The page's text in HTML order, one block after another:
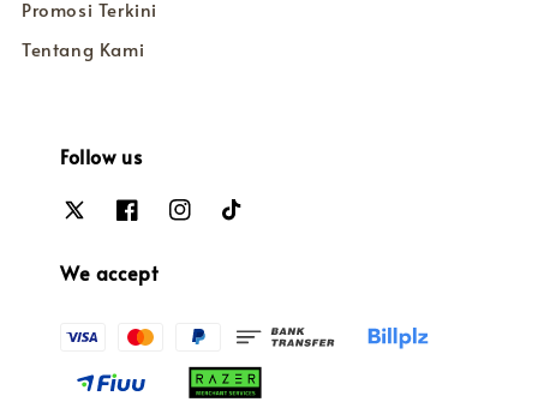
Promosi Terkini
Tentang Kami
Follow us
We accept